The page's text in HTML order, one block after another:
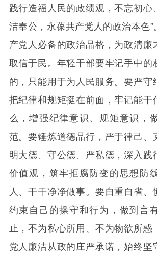
践行造福人民的政绩观，不忘初心
洁奉公，永葆共产党人的政治本色
产党人必备的政治品格，为政清廉
取信于民。年轻干部要牢记手中的
的，只能用于为人民服务。要严守
把纪律和规矩挺在前面，牢记能干
么，增强纪律意识、规矩意识，
范。要锤炼道德品行，严于律己、
明大德、守公德、严私德，深入践
价值观，筑牢拒腐防变的思想防
人、干干净净做事。要自重自省、
约束自己的操守和行为，做到言
止，不为私心所用、不为物欲所惑
党人廉洁从政的庄严承诺，始终坚